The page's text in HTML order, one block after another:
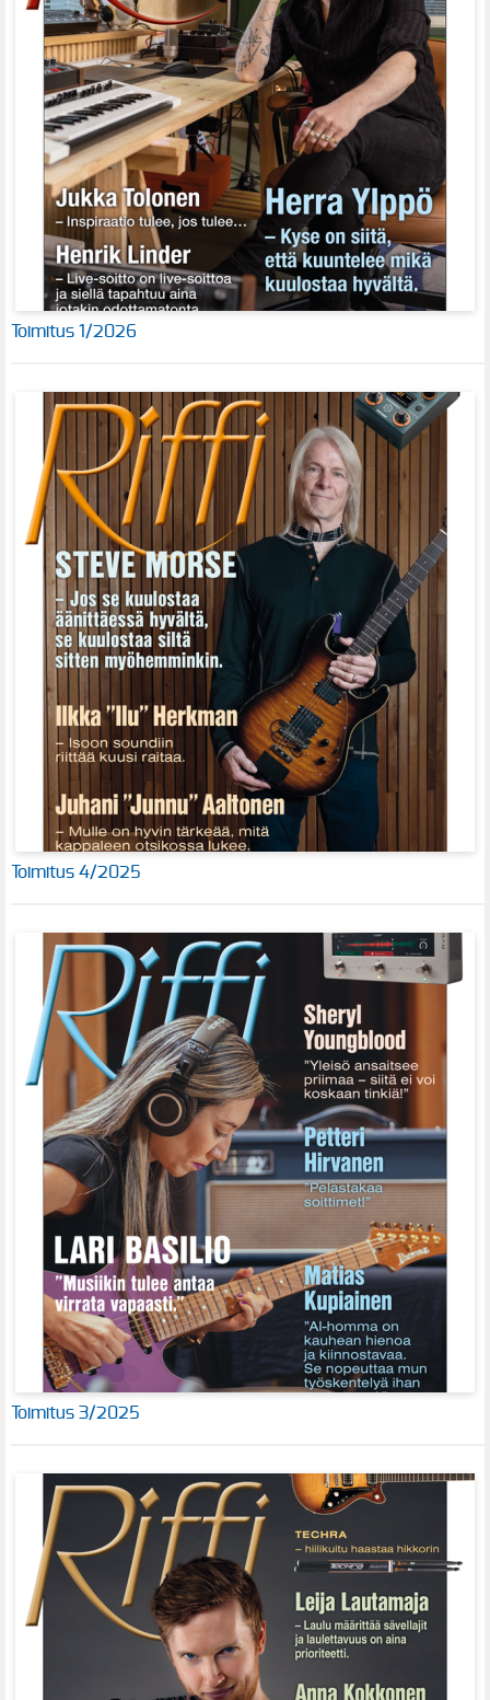
Toimitus 1/2026
Toimitus 4/2025
Toimitus 3/2025